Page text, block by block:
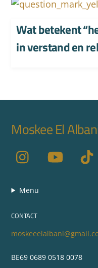
Wat betekent
in verstand en
Moskee El
Menu
CONTACT
BE69 0689 0518 0078